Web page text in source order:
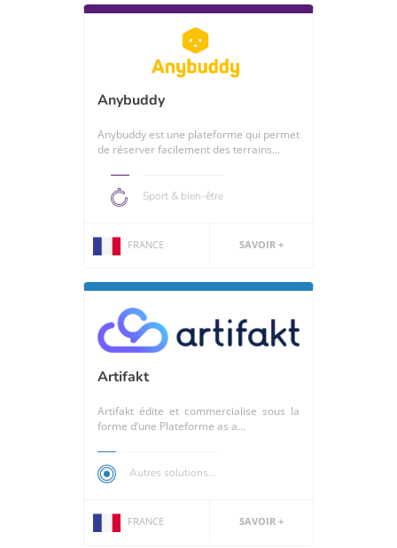
Anybuddy
Anybuddy est une plateforme qui permet
de réserver facilement des terrains...
Sport & bien-être
FRANCE SAVOIR +
Artifakt
Artifakt édite et commercialise sous la
forme d’une Plateforme as a...
Autres solutions...
FRANCE SAVOIR +